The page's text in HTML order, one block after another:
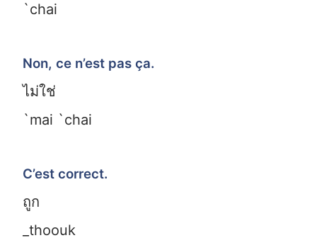
`chai
Non, ce n’est pas ça.
ไม่ใช่
`mai `chai
C’est correct.
ถูก
_thoouk